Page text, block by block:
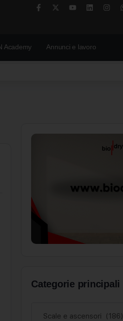
Academy Annunci e lavoro
Categorie principali
Scale e ascensori (186)